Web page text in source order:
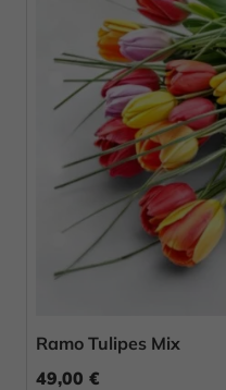
Ramo Tulipes Mix
49,00 €